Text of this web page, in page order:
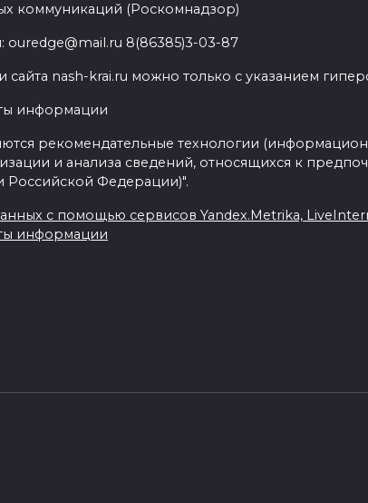
коммуникаций (Роскомнадзор)
ouredge@mail.ru 8(86385)3-03-87
nash-krai.ru можно только с указанием
информации
рекомендательные технологии
и анализа сведений, относящихся к
Российской Федерации)".
с помощью сервисов Yandex.Metrika,
информации